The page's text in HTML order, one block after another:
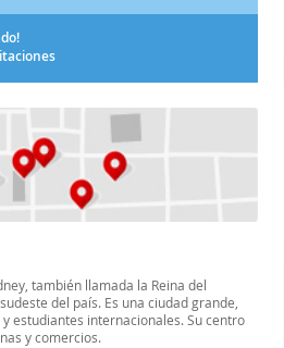
también llamada la Reina del
del país. Es una ciudad grande,
estudiantes internacionales. Su centro
y comercios.